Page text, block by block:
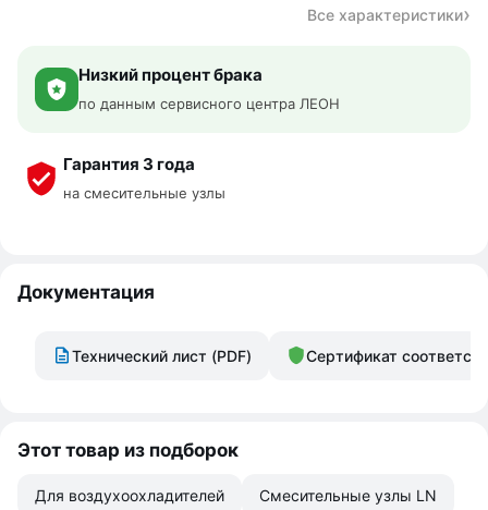
Все характеристики
Низкий процент брака
по данным сервисного центра ЛЕОН
Гарантия 3 года
на смесительные узлы
Документация
Технический лист (PDF) Сертификат
Этот товар из подборок
Для воздухоохладителей Смесительные узлы LN